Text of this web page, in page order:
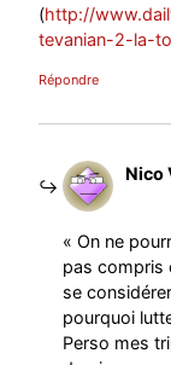
(http://
tevanian-2-la-
Répondre
Nico
« On ne
pas compris
se
pourquoi
Perso mes